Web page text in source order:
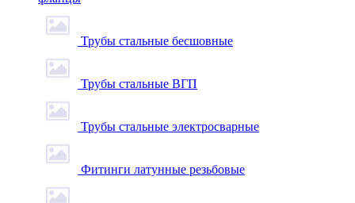
Трубы стальные бесшовные
Трубы стальные ВГП
Трубы стальные электросварные
Фитинги латунные резьбовые